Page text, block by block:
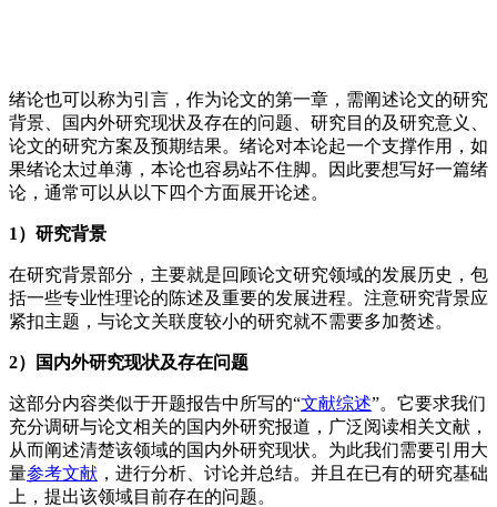
绪论也可以称为引言，作为论文的第一章，需阐述论文的研究
背景、国内外研究现状及存在的问题、研究目的及研究意义、
论文的研究方案及预期结果。绪论对本论起一个支撑作用，如
果绪论太过单薄，本论也容易站不住脚。因此要想写好一篇绪
论，通常可以从以下四个方面展开论述。
1）研究背景
在研究背景部分，主要就是回顾论文研究领域的发展历史，包
括一些专业性理论的陈述及重要的发展进程。注意研究背景应
紧扣主题，与论文关联度较小的研究就不需要多加赘述。
2）国内外研究现状及存在问题
这部分内容类似于开题报告中所写的“文献综述”。它要求我们
充分调研与论文相关的国内外研究报道，广泛阅读相关文献，
从而阐述清楚该领域的国内外研究现状。为此我们需要引用大
量参考文献 ，进行分析、讨论并总结。并且在已有的研究基础
上，提出该领域目前存在的问题。